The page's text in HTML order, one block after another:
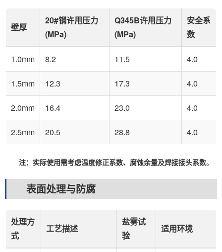
壁厚
20#钢许用压力
(MPa)
Q345B许用压力
(MPa)
安全系
数
1.0mm 8.2 11.5 4.0
1.5mm 12.3 17.3 4.0
2.0mm 16.4 23.0 4.0
2.5mm 20.5 28.8 4.0
注：实际使用需考虑温度修正系数、腐蚀余量及焊接接头系数。
表面处理与防腐
处理方
式
工艺描述
盐雾试
验
适用环境